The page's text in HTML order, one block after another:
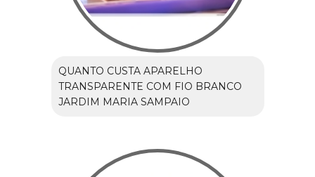
QUANTO CUSTA APARELHO
TRANSPARENTE COM FIO BRANCO
JARDIM MARIA SAMPAIO